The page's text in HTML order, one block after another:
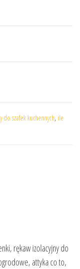
do szafek kuchennych, ile
rękaw izolacyjny do
attyka co to,